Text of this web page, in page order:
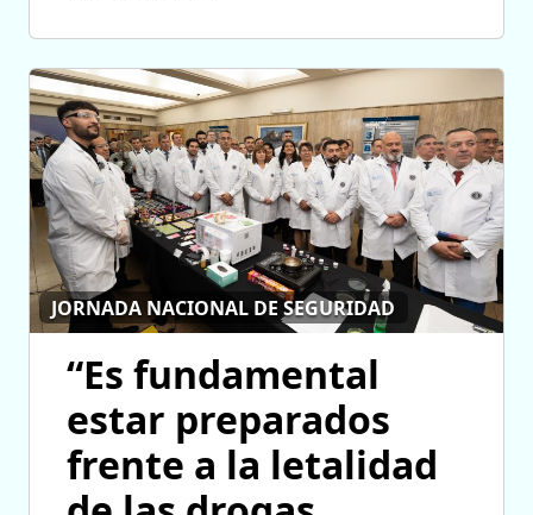
JORNADA NACIONAL DE SEGURIDAD
“Es fundamental
estar preparados
frente a la letalidad